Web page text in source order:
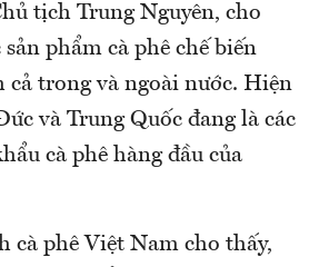
tịch Trung Nguyên, cho
sản phẩm cà phê chế biến
cả trong và ngoài nước. Hiện
và Trung Quốc đang là các
cà phê hàng đầu của
cà phê Việt Nam cho thấy,